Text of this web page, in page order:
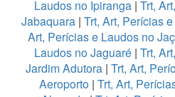
Laudos no Ipiranga| Trt,
Jabaquara | Trt, Art, Perícias
Art, Perícias e Laudos no
Laudos no Jaguaré| Trt,
Jardim Adutora | Trt, Art,
Aeroporto | Trt, Art,